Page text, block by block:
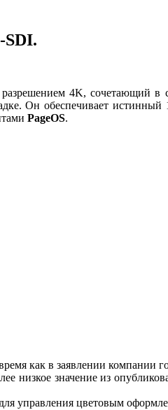
SDI.
4K, сочетающий в
Он обеспечивает
PageOS.
как в заявлении компании
низкое значение из
управления цветовым